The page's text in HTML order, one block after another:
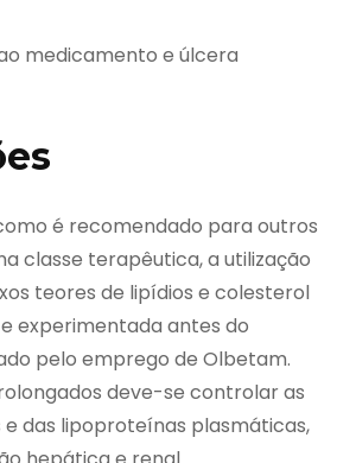
medicamento e úlcera
é recomendado para outros
classe terapêutica, a utilização
teores de lipídios e colesterol
experimentada antes do
pelo emprego de Olbetam.
deve-se controlar as
e das lipoproteínas plasmáticas,